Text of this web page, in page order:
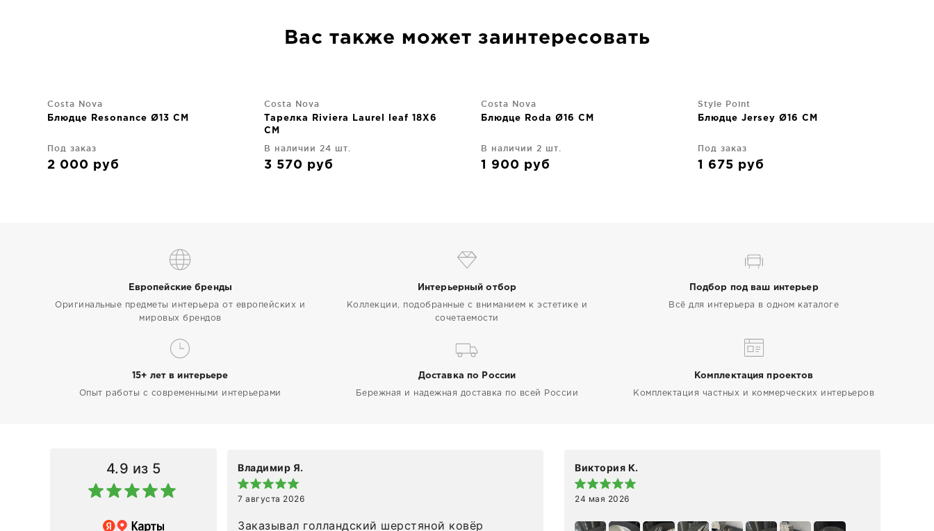
Вас также может заинтересовать
Costa Nova
Блюдце Resonance Ø13 CM
Под заказ
2 000 руб
Costa Nova
Тарелка Riviera Laurel leaf 18X6
CM
В наличии 24 шт.
3 570 руб
Costa Nova
Блюдце Roda Ø16 CM
В наличии 2 шт.
1 900 руб
Style Point
Блюдце Jersey Ø16 CM
Под заказ
1 675 руб
Европейские бренды
Оригинальные предметы интерьера от европейских и
мировых брендов
Интерьерный отбор
Коллекции, подобранные с вниманием к эстетике и
сочетаемости
Подбор под ваш интерьер
Всё для интерьера в одном каталоге
15+ лет в интерьере
Опыт работы с современными интерьерами
Доставка по России
Бережная и надежная доставка по всей России
Комплектация проектов
Комплектация частных и коммерческих интерьеров
4.9 из 5 Владимир Я.
7 августа 2026
Заказывал голландский шерстяной ковёр
Виктория К.
24 мая 2026